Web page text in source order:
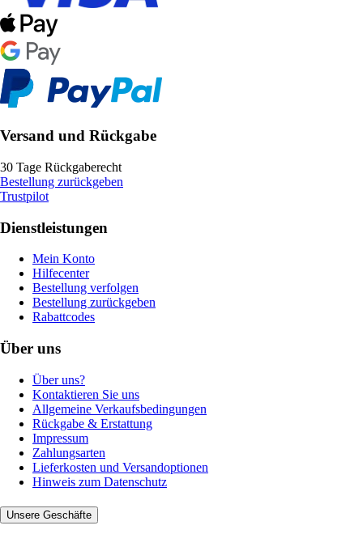
Versand und Rückgabe
30 Tage Rückgaberecht
Bestellung zurückgeben
Trustpilot
Dienstleistungen
Mein Konto
Hilfecenter
Bestellung verfolgen
Bestellung zurückgeben
Rabattcodes
Über uns
Über uns?
Kontaktieren Sie uns
Allgemeine Verkaufsbedingungen
Rückgabe & Erstattung
Impressum
Zahlungsarten
Lieferkosten und Versandoptionen
Hinweis zum Datenschutz
Unsere Geschäfte